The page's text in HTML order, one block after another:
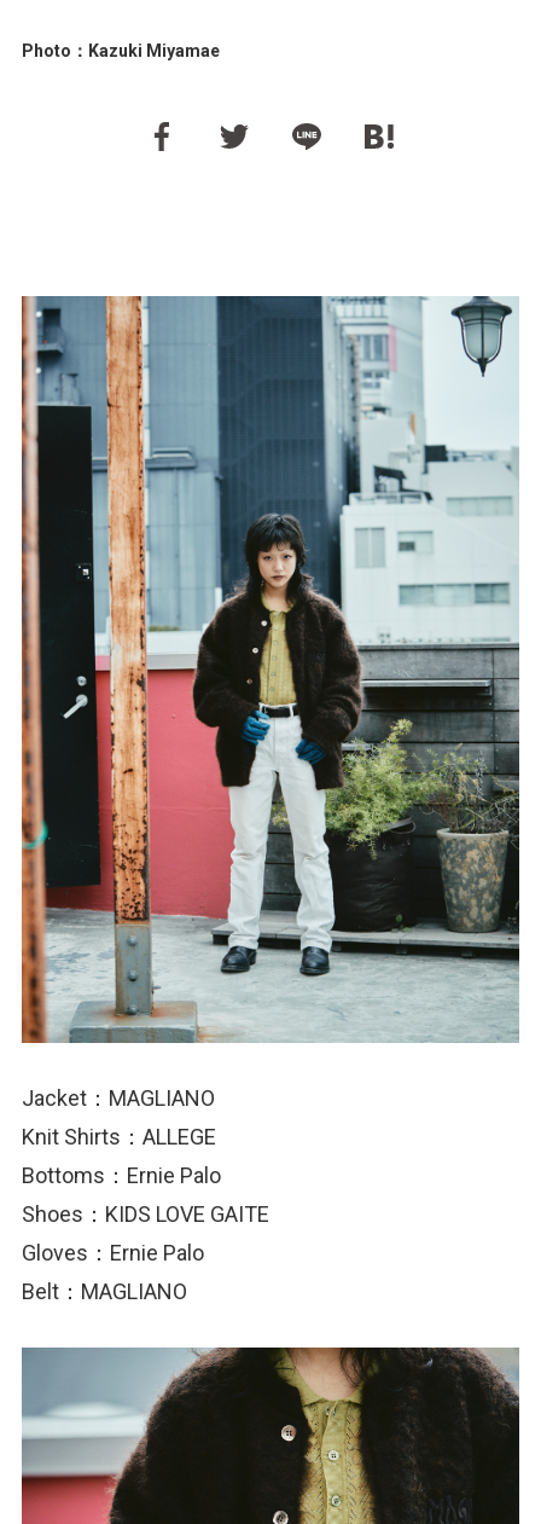
Photo：Kazuki Miyamae
Jacket：MAGLIANO
Knit Shirts：ALLEGE
Bottoms：Ernie Palo
Shoes：KIDS LOVE GAITE
Gloves：Ernie Palo
Belt：MAGLIANO